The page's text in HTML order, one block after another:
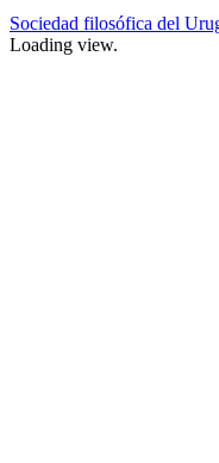
Sociedad filosófica del
Loading view.